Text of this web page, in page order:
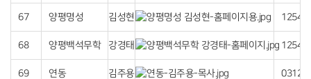
67 양평명성 김성현 12546
68 양평백석무학 강경태 12549
69 연동 김주용 03128